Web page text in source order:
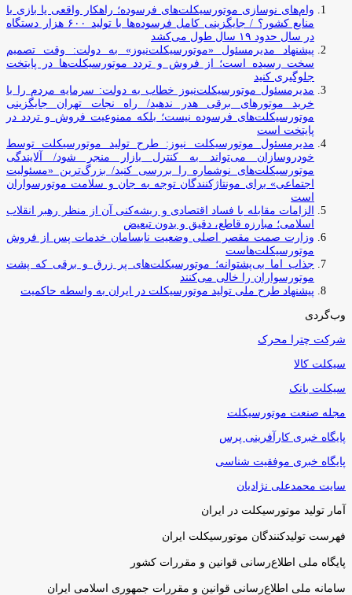
وام‌های نوسازی موتورسیکلت‌های فرسوده؛ راهکار واقعی یا بازی با
منابع کشور؟ / جایگزینی کامل فرسوده‌ها با تولید ۶۰۰ هزار دستگاه
در سال حدود ۱۹ سال طول می‌کشد
پیشنهاد مدیرمسئول «موتورسیکلت‌نیوز» به دولت: وقت تصمیم
سخت رسیده است؛ از فروش و تردد موتورسیکلت‌ها در پایتخت
جلوگیری کنید
مدیرمسئول موتورسیکلت‌نیوز خطاب به دولت: سرمایه مردم را با
خرید موتورهای برقی هدر ندهید/ راه نجات تهران جایگزینی
موتورسیکلت‌های فرسوده نیست؛ بلکه ممنوعیت فروش و تردد در
پایتخت است
مدیرمسئول موتورسیکلت نیوز: طرح تولید موتورسیکلت توسط
خودروسازان می‌تواند به کنترل بازار منجر شود/ آلایندگی
موتورسیکلت‌های نوشماره را بررسی کنید/ بزرگ‌ترین «مسئولیت
اجتماعی» برای مونتاژکنندگان توجه به جان و سلامت موتورسواران
است
الزامات مقابله با فساد اقتصادی و ریشه‌کنی آن از منظر رهبر انقلاب
اسلامی؛ مبارزه قاطع، دقیق و بدون تبعیض
وزارت صمت مقصر اصلی وضعیت نابسامان خدمات پس از فروش
موتورسیکلت‌هاست
جذاب اما بی‌پشتوانه؛ موتورسیکلت‌های پر زرق‌ و برقی که پشت
موتورسواران را خالی می‌کنند
پیشنهاد طرح ملی تولید موتورسیکلت در ایران به واسطه حاکمیت
وب‌گردی
شرکت چترا محرک
سیکلت کالا
سیکلت بانک
مجله صنعت موتورسیکلت
پایگاه خبری کارآفرینی پرس
پایگاه خبری موفقیت شناسی
سایت محمدعلی نژادیان
آمار تولید موتورسیکلت در ایران
فهرست تولیدکنندگان موتورسیکلت ایران
پایگاه ملی اطلاع‌رسانی قوانین و مقررات کشور
سامانه ملی اطلاع‌رسانی قوانین و مقررات جمهوری اسلامی ایران